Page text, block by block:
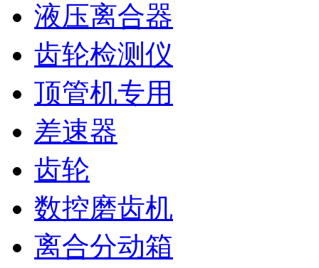
液压离合器
齿轮检测仪
顶管机专用
差速器
齿轮
数控磨齿机
离合分动箱